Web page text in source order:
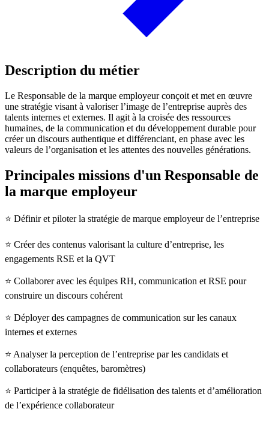
Description du métier
Le Responsable de la marque employeur conçoit et met en œuvre
une stratégie visant à valoriser l’image de l’entreprise auprès des
talents internes et externes. Il agit à la croisée des ressources
humaines, de la communication et du développement durable pour
créer un discours authentique et différenciant, en phase avec les
valeurs de l’organisation et les attentes des nouvelles générations.
Principales missions d'un Responsable de
la marque employeur
⭐ Définir et piloter la stratégie de marque employeur de l’entreprise
⭐ Créer des contenus valorisant la culture d’entreprise, les
engagements RSE et la QVT
⭐ Collaborer avec les équipes RH, communication et RSE pour
construire un discours cohérent
⭐ Déployer des campagnes de communication sur les canaux
internes et externes
⭐ Analyser la perception de l’entreprise par les candidats et
collaborateurs (enquêtes, baromètres)
⭐ Participer à la stratégie de fidélisation des talents et d’amélioration
de l’expérience collaborateur